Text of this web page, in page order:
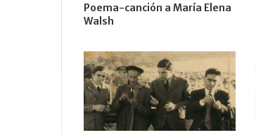
Poema-canción a María Elena
Walsh